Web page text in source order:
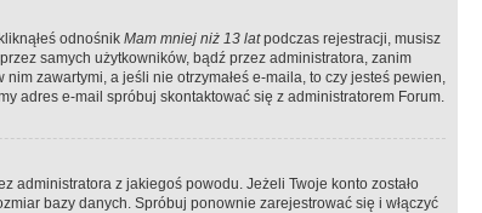
odnośnik Mam mniej niż 13 latpodczas rejestracji, musisz
samych użytkowników, bądź przez administratora, zanim
zawartymi, a jeśli nie otrzymałeś e-maila, to czy jesteś pewien,
adres e-mail spróbuj skontaktować się z administratorem Forum.
administratora z jakiegoś powodu. Jeżeli Twoje konto zostało
bazy danych. Spróbuj ponownie zarejestrować się i włączyć